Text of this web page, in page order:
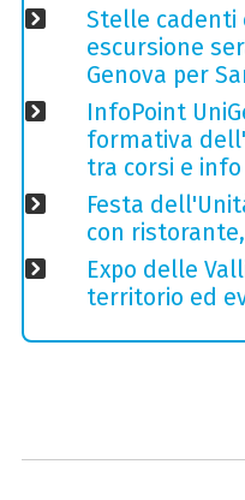
Stelle cadenti
escursione
Genova per
InfoPoint
formativa
tra corsi e
Festa
con
Expo delle
territorio ed